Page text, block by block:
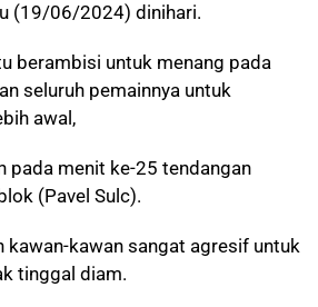
(19/06/2024) dinihari.
berambisi untuk menang pada
seluruh pemainnya untuk
awal,
pada menit ke-25 tendangan
(Pavel Sulc).
kawan-kawan sangat agresif untuk
tinggal diam.